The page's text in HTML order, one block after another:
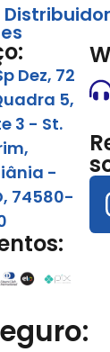
Dez, 72
5,
3 - St.
-
74580-